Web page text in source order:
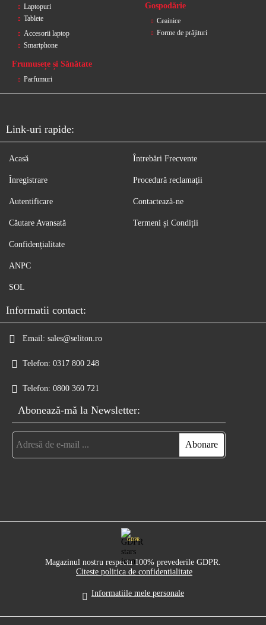
Laptopuri
Tablete
Accesorii laptop
Smartphone
Frumusețe și Sănătate
Parfumuri
Gospodărie
Ceainice
Forme de prăjituri
Link-uri rapide:
Acasă
Înregistrare
Autentificare
Căutare Avansată
Întrebări Frecvente
Procedură reclamaţii
Contactează-ne
Termeni și Condiții
Confidențialitate
ANPC
SOL
Informatii contact:
Email: sales@seliton.ro
Telefon: 0317 800 248
Telefon: 0800 360 721
Abonează-mă la Newsletter:
GDPR
Magazinul nostru respecta 100% prevederile GDPR.
Citeste politica de confidentialitate
Informatiile mele personale